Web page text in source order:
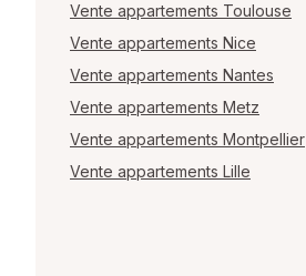
Vente appartements Toulouse
Vente appartements Nice
Vente appartements Nantes
Vente appartements Metz
Vente appartements Montpellier
Vente appartements Lille